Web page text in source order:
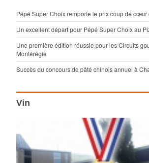
Pépé Super Choix remporte le prix coup de cœur
Un excellent départ pour Pépé Super Choix au
Une première édition réussie pour les Circuits
Montérégie
Succès du concours de pâté chinois annuel à
Vin